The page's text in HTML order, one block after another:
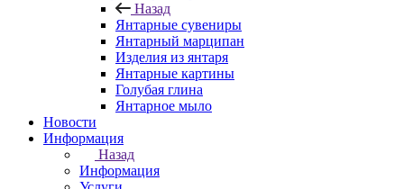
Назад
Янтарные сувениры
Янтарный марципан
Изделия из янтаря
Янтарные картины
Голубая глина
Янтарное мыло
Новости
Информация
Назад
Информация